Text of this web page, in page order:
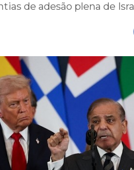
de adesão plena de